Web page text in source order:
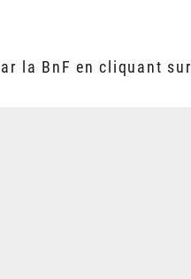
la BnF en cliquant sur